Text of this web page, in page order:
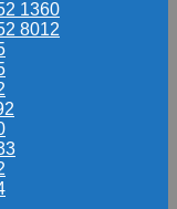
1360
8012